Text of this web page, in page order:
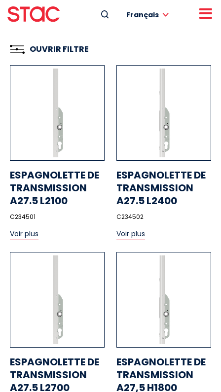
Français
OUVRIR FILTRE
ESPAGNOLETTE DE
TRANSMISSION
A27.5 L2100
C234501
Voir plus
ESPAGNOLETTE DE
TRANSMISSION
A27.5 L2400
C234502
Voir plus
ESPAGNOLETTE DE
TRANSMISSION
A27.5 L2700
ESPAGNOLETTE DE
TRANSMISSION
A27,5 H1800